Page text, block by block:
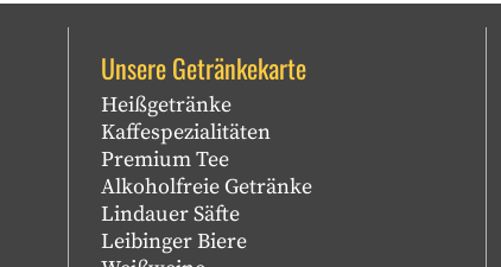
Unsere Getränkekarte
Heißgetränke
Kaffespezialitäten
Premium Tee
Alkoholfreie Getränke
Lindauer Säfte
Leibinger Biere